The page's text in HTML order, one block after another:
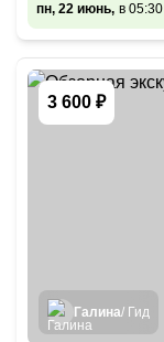
пн, 22 июнь, в 05:30
3 600 ₽
Галина/ Гид